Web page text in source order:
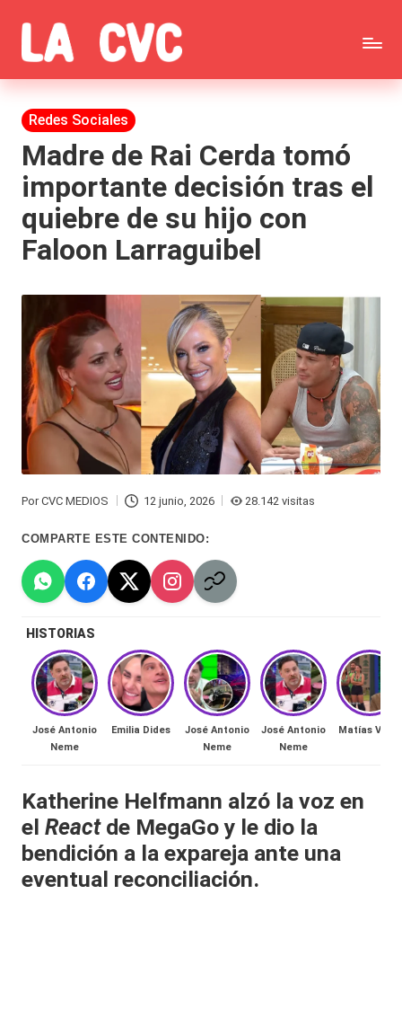
Saltar
al
contenido
C
o
p
u
c
h
a
s
y
F
ar
á
n
a
C
hi
le
n
a
🔥
e
al
it
y
Todas
las
noticias
de
la
farándula,
Tierra
Brava,
Gran
Hermano
-
Tendencias
Exclusivas
-
redes
lacvc.com
Publicada
en
Redes Sociales
Madre de Rai Cerda tomó
importante decisión tras el
quiebre de su hijo con
Faloon Larraguibel
PorCVC MEDIOS 12 junio, 2026 28.142 visitas
COMPARTE ESTE CONTENIDO:
HISTORIAS
José Antonio
Neme
Emilia Dides
José Antonio
Neme
José Antonio
Neme
Matías Vega
Katherine Helfmann alzó la voz en
el Reactde MegaGo y le dio la
bendición a la expareja ante una
eventual reconciliación.